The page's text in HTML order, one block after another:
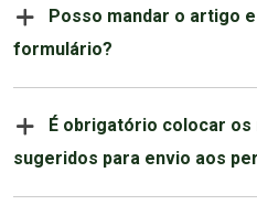
Posso mandar o artigo
formulário?
É obrigatório colocar
sugeridos para envio aos